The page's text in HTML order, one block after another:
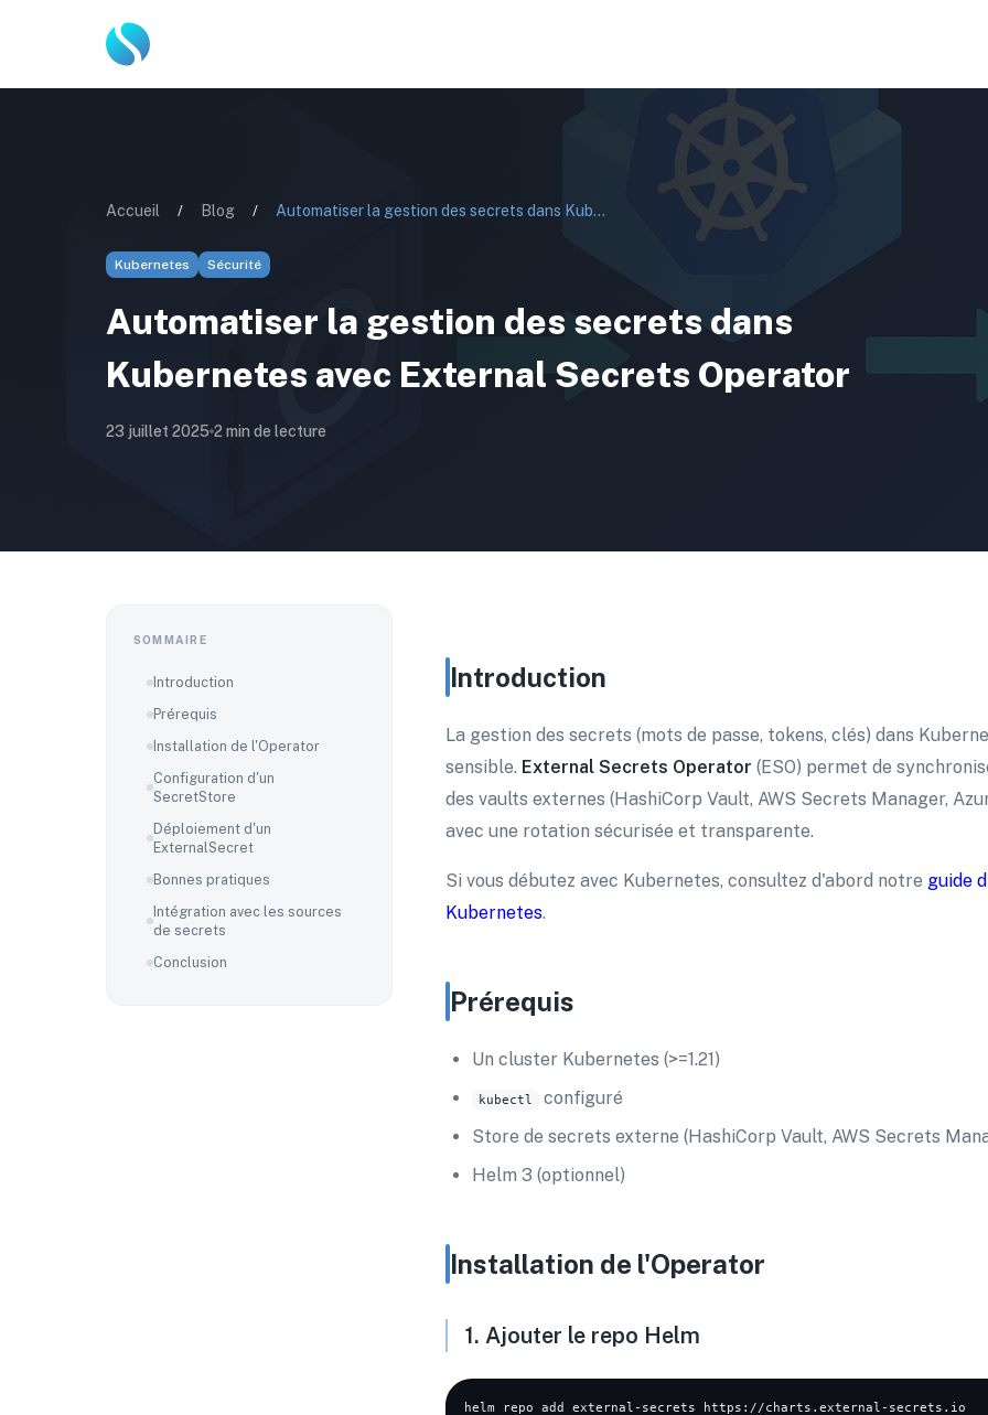
Accueil / Blog / Automatiser la gestion des secrets dans Kubernetes avec External Secrets Operator
Kubernetes Sécurité
Automatiser la gestion des secrets dans
Kubernetes avec External Secrets Operator
23 juillet 2025 2 min de lecture
SOMMAIRE
Introduction
Prérequis
Installation de l'Operator
Configuration d'un
SecretStore
Déploiement d'un
ExternalSecret
Bonnes pratiques
Intégration avec les sources
de secrets
Conclusion
Introduction
La gestion des secrets (mots de passe, tokens, clés) dans
sensible. External Secrets Operator (ESO) permet de
des vaults externes (HashiCorp Vault, AWS Secrets Manager,
avec une rotation sécurisée et transparente.
Si vous débutez avec Kubernetes, consultez d'abord notre guide
Kubernetes.
Prérequis
Un cluster Kubernetes (>=1.21)
kubectl
configuré
Store de secrets externe (HashiCorp Vault, AWS Secrets
Helm 3 (optionnel)
Installation de l'Operator
1. Ajouter le repo Helm
helm repo add external-secrets https://charts.external-secrets.io